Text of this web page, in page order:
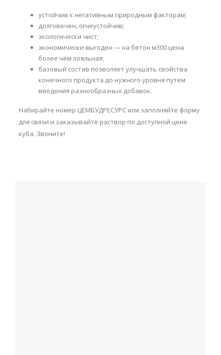
устойчив к негативным природным факторам;
долговечен, огнеустойчив;
экологически чист;
экономически выгоден — на бетон м300 цена
более чем лояльная;
базовый состав позволяет улучшать свойства
конечного продукта до нужного уровня путем
введения разнообразных добавок.
Набирайте номер ЦЕМБУДРЕСУРС или заполняйте форму
для связи и заказывайте раствор по доступной цене
куба. Звоните!